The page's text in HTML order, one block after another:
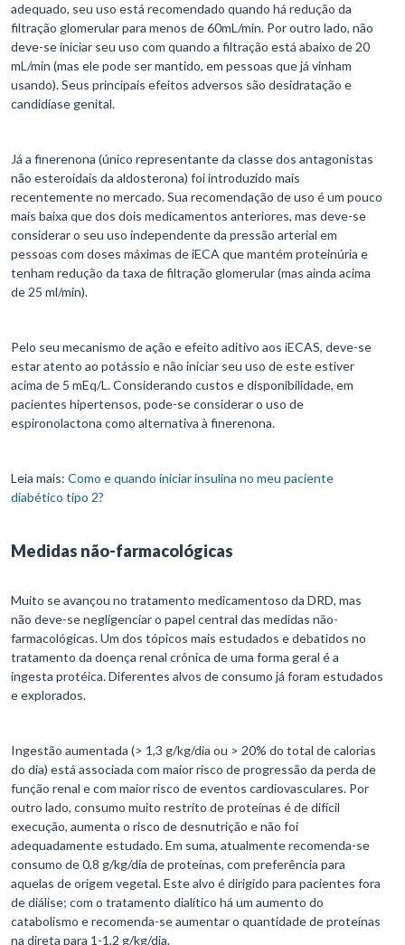
adequado, seu uso está recomendado quando há redução da
filtração glomerular para menos de 60mL/min. Por outro lado, não
deve-se iniciar seu uso com quando a filtração está abaixo de 20
mL/min (mas ele pode ser mantido, em pessoas que já vinham
usando). Seus principais efeitos adversos são desidratação e
candidíase genital.
Já a finerenona (único representante da classe dos antagonistas
não esteroidais da aldosterona) foi introduzido mais
recentemente no mercado. Sua recomendação de uso é um pouco
mais baixa que dos dois medicamentos anteriores, mas deve-se
considerar o seu uso independente da pressão arterial em
pessoas com doses máximas de iECA que mantém proteinúria e
tenham redução da taxa de filtração glomerular (mas ainda acima
de 25 ml/min).
Pelo seu mecanismo de ação e efeito aditivo aos iECAS, deve-se
estar atento ao potássio e não iniciar seu uso de este estiver
acima de 5 mEq/L. Considerando custos e disponibilidade, em
pacientes hipertensos, pode-se considerar o uso de
espironolactona como alternativa à finerenona.
Leia mais: Como e quando iniciar insulina no meu paciente
diabético tipo 2?
Medidas não-farmacológicas
Muito se avançou no tratamento medicamentoso da DRD, mas
não deve-se negligenciar o papel central das medidas não-
farmacológicas. Um dos tópicos mais estudados e debatidos no
tratamento da doença renal crônica de uma forma geral é a
ingesta protéica. Diferentes alvos de consumo já foram estudados
e explorados.
Ingestão aumentada (> 1,3 g/kg/dia ou > 20% do total de calorias
do dia) está associada com maior risco de progressão da perda de
função renal e com maior risco de eventos cardiovasculares. Por
outro lado, consumo muito restrito de proteínas é de difícil
execução, aumenta o risco de desnutrição e não foi
adequadamente estudado. Em suma, atualmente recomenda-se
consumo de 0,8 g/kg/dia de proteínas, com preferência para
aquelas de origem vegetal. Este alvo é dirigido para pacientes fora
de diálise; com o tratamento dialítico há um aumento do
catabolismo e recomenda-se aumentar o quantidade de proteínas
na direta para 1-1,2 g/kg/dia.